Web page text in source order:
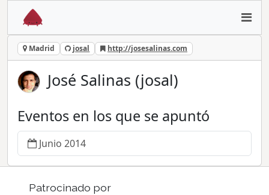
Madrid josal http://josesalinas.com
José Salinas (josal)
Eventos en los que se apuntó
Junio 2014
Patrocinado por